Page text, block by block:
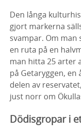
Den långa
gjort markerna
svampar. Om
en ruta på en
man hitta 25 arter
på Getaryggen, en
delen av
just norr om
Dödisgropar i